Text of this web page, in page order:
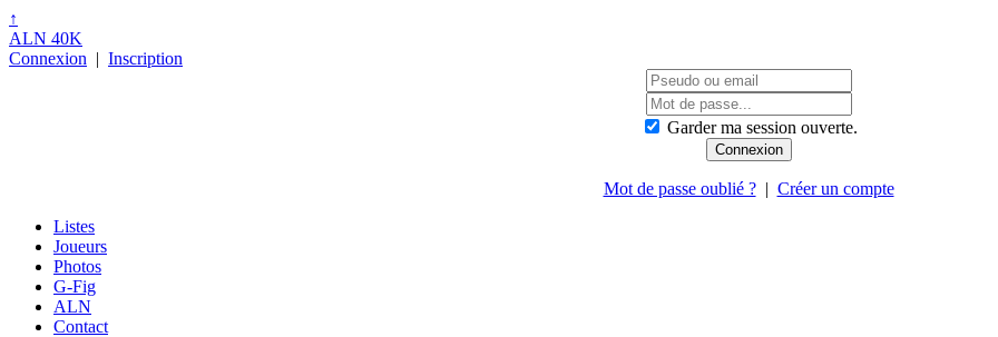
↑
ALN 40K
Connexion | Inscription
Garder ma session ouverte.
Mot de passe oublié ?| Créer un compte
Listes
Joueurs
Photos
G-Fig
ALN
Contact